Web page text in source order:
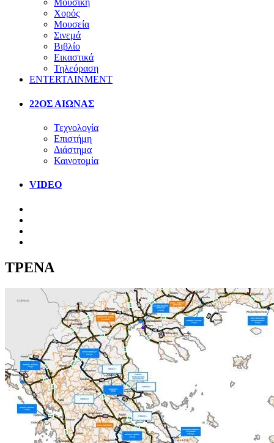
Μουσική
Χορός
Μουσεία
Σινεμά
Βιβλίο
Εικαστικά
Τηλεόραση
ENTERTAINMENT
22ΟΣ ΑΙΩΝΑΣ
Τεχνολογία
Επιστήμη
Διάστημα
Καινοτομία
VIDEO
ΤΡΕΝΑ